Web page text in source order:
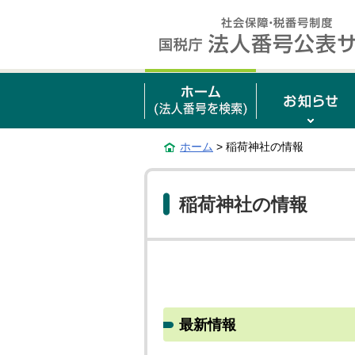
ホーム > 稲荷神社の情報
稲荷神社の情報
最新情報